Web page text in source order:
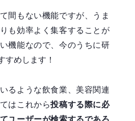
間もない機能ですが、うま
も効率よく集客することが
機能なので、今のうちに研
すめします！
るような飲食業、美容関連
はこれから投稿する際に必